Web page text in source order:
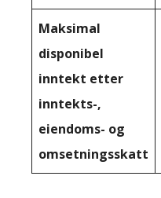
Maksimal
disponibel
inntekt etter
inntekts-,
eiendoms- og
omsetningsskatt